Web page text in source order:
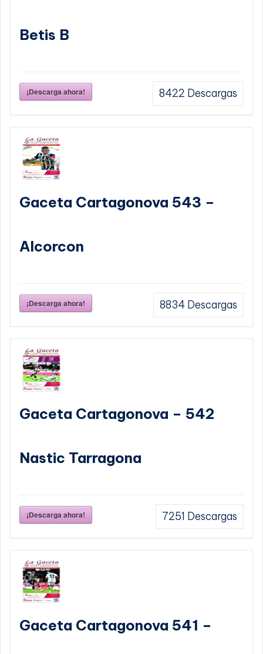
Betis B
¡Descarga ahora! 8422 Descargas
Gaceta Cartagonova 543 –
Alcorcon
¡Descarga ahora! 8834 Descargas
Gaceta Cartagonova – 542
Nastic Tarragona
¡Descarga ahora! 7251 Descargas
Gaceta Cartagonova 541 –